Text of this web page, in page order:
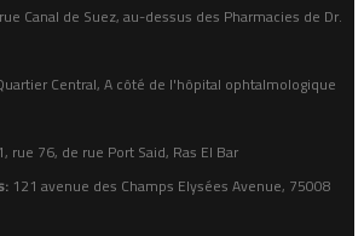
Canal de Suez, au-dessus des Pharmacies de Dr.
Central, A côté de l'hôpital ophtalmologique
rue 76, de rue Port Said, Ras El Bar
121 avenue des Champs Elysées Avenue, 75008